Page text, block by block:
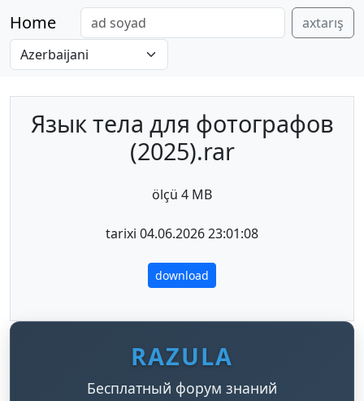
Home axtarış
Язык тела для фотографов
(2025).rar
ölçü 4 MB
tarixi 04.06.2026 23:01:08
download
RAZULA
Бесплатный форум знаний